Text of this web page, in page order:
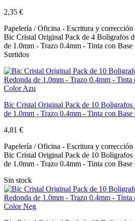
2,35 €
Papelería / Oficina - Escritura y
Bic Cristal Original Pack de 4 Boligrafos
de 1.0mm - Trazo 0.4mm - Tinta con
Surtidos
Bic Cristal Original Pack de 10 Boligrafos
de 1.0mm - Trazo 0.4mm - Tinta con Base
4,81 €
Papelería / Oficina - Escritura y
Bic Cristal Original Pack de 10 Boligrafos
de 1.0mm - Trazo 0.4mm - Tinta con
Sin stock